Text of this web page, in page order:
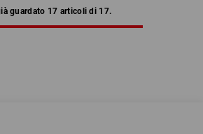
guardato 17 articoli di 17.